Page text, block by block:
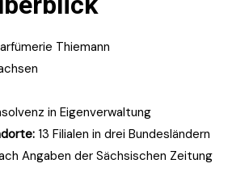
Thiemann
in Eigenverwaltung
13 Filialen in drei Bundesländern
Angaben der Sächsischen Zeitung